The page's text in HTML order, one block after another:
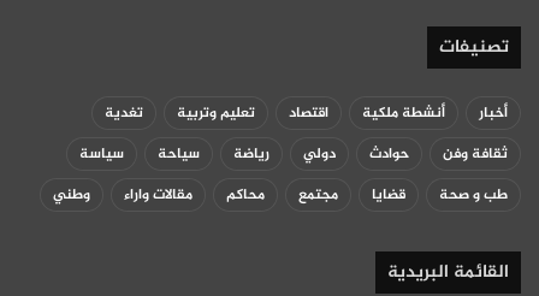
تصنيفات
أخبار أنشطة ملكية اقتصاد تعليم وتربية
تغدية
ثقافة وفن
حوادث دولي رياضة سياحة
سياسة
طب و صحة
قضايا مجتمع محاكم مقالات واراء وطني
القائمة البريدية